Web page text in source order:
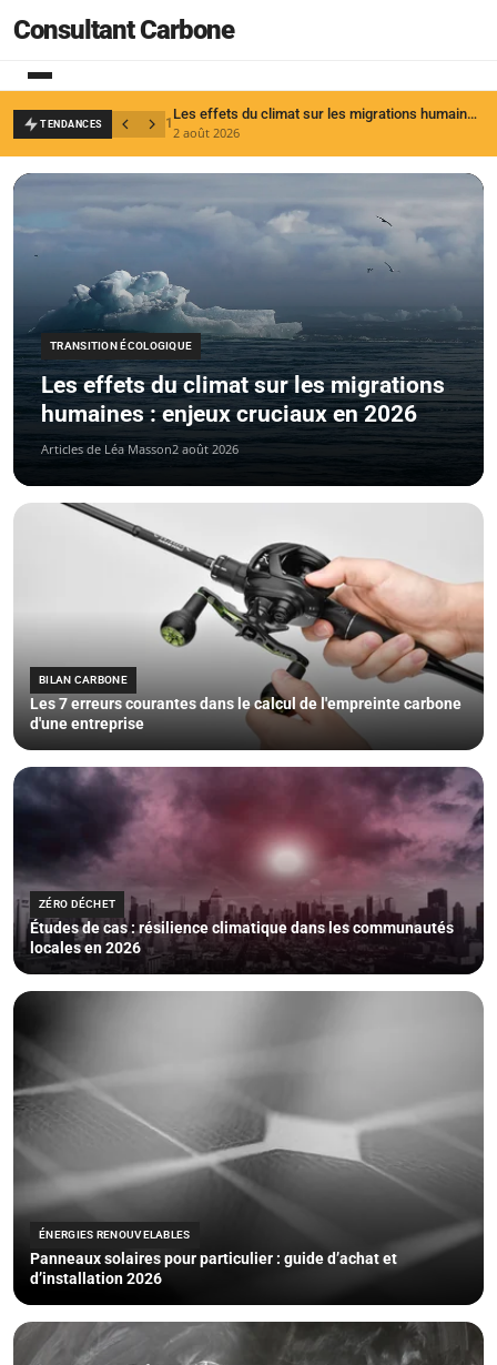
Consultant Carbone
TENDANCES 1
Les effets du climat sur les migrations humaines : enjeux cruciaux en 2026
2 août 2026
TRANSITION ÉCOLOGIQUE
Les effets du climat sur les migrations
humaines : enjeux cruciaux en 2026
Articles de Léa Masson2 août 2026
BILAN CARBONE
Les 7 erreurs courantes dans le calcul de l'empreinte carbone
d'une entreprise
ZÉRO DÉCHET
Études de cas : résilience climatique dans les communautés
locales en 2026
ÉNERGIES RENOUVELABLES
Panneaux solaires pour particulier : guide d’achat et
d’installation 2026